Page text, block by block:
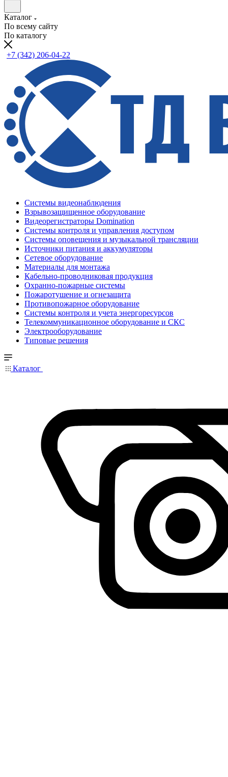
Каталог
По всему сайту
По каталогу
+7 (342) 206-04-22
Системы видеонаблюдения
Взрывозащищенное оборудование
Видеорегистраторы Domination
Системы контроля и управления доступом
Системы оповещения и музыкальной трансляции
Источники питания и аккумуляторы
Сетевое оборудование
Материалы для монтажа
Кабельно-проводниковая продукция
Охранно-пожарные системы
Пожаротушение и огнезащита
Противопожарное оборудование
Системы контроля и учета энергоресурсов
Телекоммуникационное оборудование и СКС
Электрооборудование
Типовые решения
Каталог